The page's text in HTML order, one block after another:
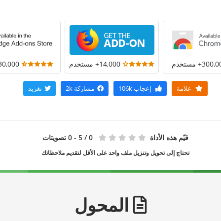
مستخدم 14,000+ مستخدم 30,000+
علامة إعجاب مشاركة 2k تغريد
قيّم هذه الأداة 0 / 5 - 0 تصويتات
تحتاج إلى تحويل وتنزيل ملف واحد على الأقل لتقديم ملاحظاتك
المحول